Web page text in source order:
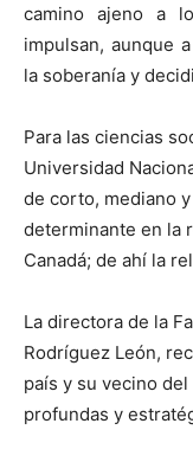
camino ajeno a
impulsan, aunque
la soberanía y
Para las ciencias
Universidad
de corto, mediano
determinante en la
Canadá; de ahí la
La directora de la
Rodríguez León,
país y su vecino
profundas y